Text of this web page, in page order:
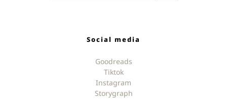
Social media
Goodreads
Tiktok
Instagram
Storygraph